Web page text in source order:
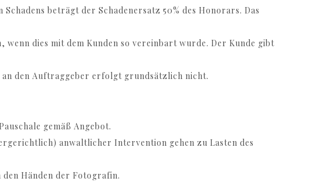
beträgt der Schadenersatz 50% des Honorars. Das
dies mit dem Kunden so vereinbart wurde. Der Kunde gibt
an den Auftraggeber erfolgt grundsätzlich nicht.
gemäß Angebot.
anwaltlicher Intervention gehen zu Lasten des
Händen der Fotografin.